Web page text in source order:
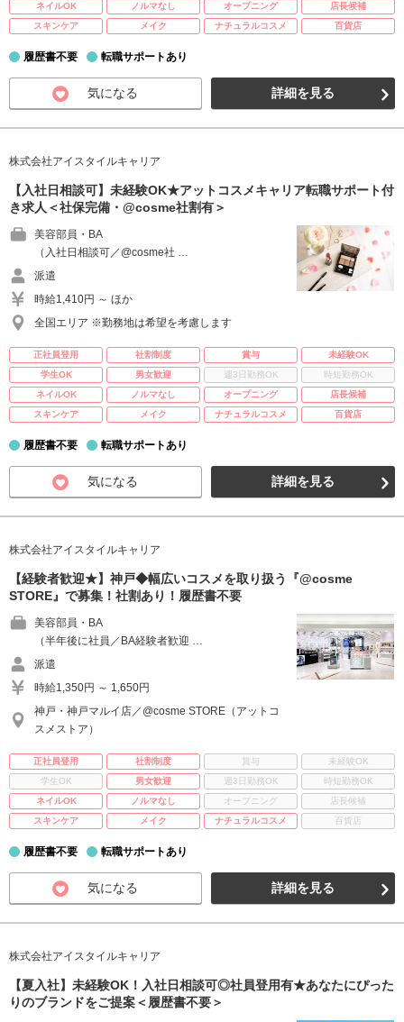
ネイルOK
ノルマなし オープニング
店長候補
スキンケア
メイク ナチュラルコスメ 百貨店
履歴書不要 転職サポートあり
気になる 詳細を見る
株式会社アイスタイルキャリア
【入社日相談可】未経験OK★アットコスメキャリア転職サポート付
き求人＜社保完備・@cosme社割有＞
美容部員・BA
（入社日相談可／@cosme社 …
派遣
時給1,410円 ～ ほか
全国エリア ※勤務地は希望を考慮します
正社員登用 社割制度 賞与
未経験OK
学生OK
男女歓迎 週3日勤務OK
時短勤務OK
ネイルOK
ノルマなし オープニング
店長候補
スキンケア
メイク ナチュラルコスメ 百貨店
履歴書不要 転職サポートあり
気になる 詳細を見る
株式会社アイスタイルキャリア
【経験者歓迎★】神戸◆幅広いコスメを取り扱う『@cosme
STORE』で募集！社割あり！履歴書不要
美容部員・BA
（半年後に社員／BA経験者歓迎 …
派遣
時給1,350円 ～ 1,650円
神戸・神戸マルイ店／@cosme STORE（アットコ
スメストア）
正社員登用 社割制度 賞与
未経験OK
学生OK
男女歓迎 週3日勤務OK
時短勤務OK
ネイルOK
ノルマなし オープニング
店長候補
スキンケア
メイク ナチュラルコスメ 百貨店
履歴書不要 転職サポートあり
気になる 詳細を見る
株式会社アイスタイルキャリア
【夏入社】未経験OK！入社日相談可◎社員登用有★あなたにぴった
りのブランドをご提案＜履歴書不要＞